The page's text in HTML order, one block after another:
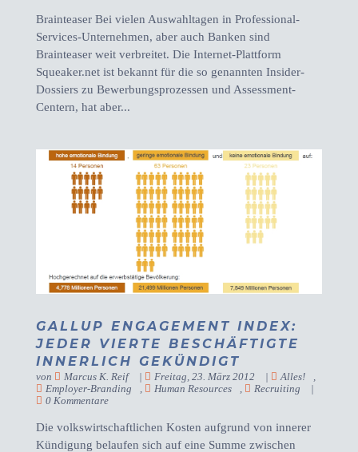
Brainteaser Bei vielen Auswahltagen in Professional-
Services-Unternehmen, aber auch Banken sind
Brainteaser weit verbreitet. Die Internet-Plattform
Squeaker.net ist bekannt für die so genannten Insider-
Dossiers zu Bewerbungsprozessen und Assessment-
Centern, hat aber...
GALLUP ENGAGEMENT INDEX:
JEDER VIERTE BESCHÄFTIGTE
INNERLICH GEKÜNDIGT
von Marcus K. Reif | Freitag, 23. März 2012 | Alles!
Employer-Branding
Human Resources Recruiting
|
0 Kommentare
Die volkswirtschaftlichen Kosten aufgrund von innerer
Kündigung belaufen sich auf eine Summe zwischen